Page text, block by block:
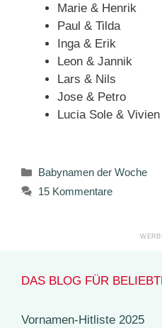
Marie & Henrik
Paul & Tilda
Inga & Erik
Leon & Jannik
Lars & Nils
Jose & Petro
Lucia Sole &
Kategorien
Babynamen der Woche
15 Kommentare
DAS BLOG FÜR
Vornamen-Hitliste 2025